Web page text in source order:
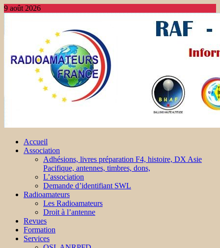
9 août 2026
Accueil
Association
Adhésions, livres préparation F4, histoire, DX Asie
Pacifique, antennes, timbres, dons,
L’association
Demande d’identifiant SWL
Radioamateurs
Les Radioamateurs
Droit à l’antenne
Revues
Formation
Services